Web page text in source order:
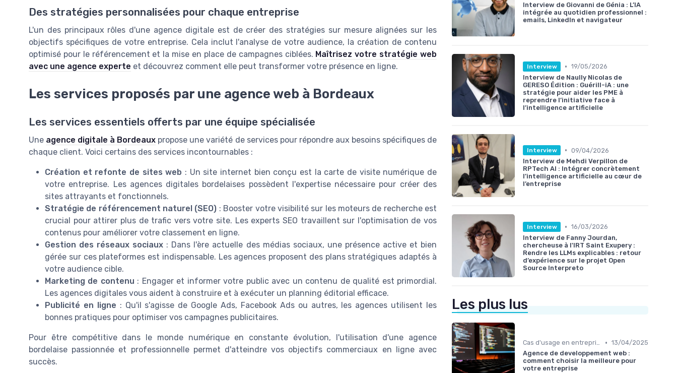
Des stratégies personnalisées pour chaque entreprise
L'un des principaux rôles d'une agence digitale est de créer des stratégies sur mesure alignées sur les
objectifs spécifiques de votre entreprise. Cela inclut l'analyse de votre audience, la création de contenu
optimisé pour le référencement et la mise en place de campagnes ciblées. Maîtrisez votre stratégie web
avec une agence experte et découvrez comment elle peut transformer votre présence en ligne.
Les services proposés par une agence web à Bordeaux
Les services essentiels offerts par une équipe spécialisée
Une agence digitale à Bordeaux propose une variété de services pour répondre aux besoins spécifiques de
chaque client. Voici certains des services incontournables :
Création et refonte de sites web : Un site internet bien conçu est la carte de visite numérique de
votre entreprise. Les agences digitales bordelaises possèdent l'expertise nécessaire pour créer des
sites attrayants et fonctionnels.
Stratégie de référencement naturel (SEO) : Booster votre visibilité sur les moteurs de recherche est
crucial pour attirer plus de trafic vers votre site. Les experts SEO travaillent sur l'optimisation de vos
contenus pour améliorer votre classement en ligne.
Gestion des réseaux sociaux : Dans l'ère actuelle des médias sociaux, une présence active et bien
gérée sur ces plateformes est indispensable. Les agences proposent des plans stratégiques adaptés à
votre audience cible.
Marketing de contenu : Engager et informer votre public avec un contenu de qualité est primordial.
Les agences digitales vous aident à construire et à exécuter un planning éditorial efficace.
Publicité en ligne : Qu'il s'agisse de Google Ads, Facebook Ads ou autres, les agences utilisent les
bonnes pratiques pour optimiser vos campagnes publicitaires.
Pour être compétitive dans le monde numérique en constante évolution, l'utilisation d'une agence
bordelaise passionnée et professionnelle permet d'atteindre vos objectifs commerciaux en ligne avec
succès.
Interview de Giovanni de Génia : L’IA
intégrée au quotidien professionnel :
emails, LinkedIn et navigateur
Interview • 19/05/2026
Interview de Naully Nicolas de
GERESO Édition : Guérill-iA : une
stratégie pour aider les PME à
reprendre l’initiative face à
l’intelligence artificielle
Interview • 09/04/2026
Interview de Mehdi Verpillon de
RPTech AI : Intégrer concrètement
l’intelligence artificielle au cœur de
l’entreprise
Interview • 16/03/2026
Interview de Fanny Jourdan,
chercheuse à l'IRT Saint Exupery :
Rendre les LLMs explicables : retour
d’expérience sur le projet Open
Source Interpreto
Les plus lus
Cas d'usage en entreprise • 13/04/2025
Agence de developpement web :
comment choisir la meilleure pour
votre entreprise